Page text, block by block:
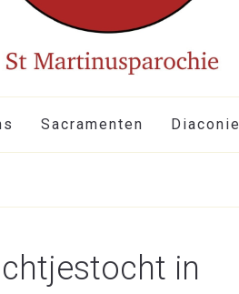
Sacramenten Diaconie
in